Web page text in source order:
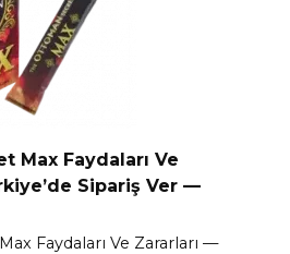
Max Faydaları Ve
Sipariş Ver —
Faydaları Ve Zararları —